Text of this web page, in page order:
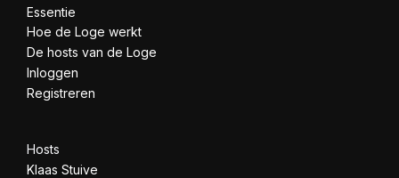
Essentie
Hoe de Loge werkt
De hosts van de Loge
Inloggen
Registreren
Hosts
Klaas Stuive